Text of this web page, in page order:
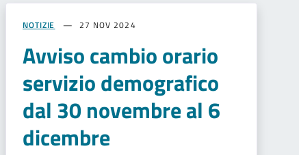
NOTIZIE 27 NOV 2024
Avviso cambio orario
servizio demografico
dal 30 novembre al 6
dicembre